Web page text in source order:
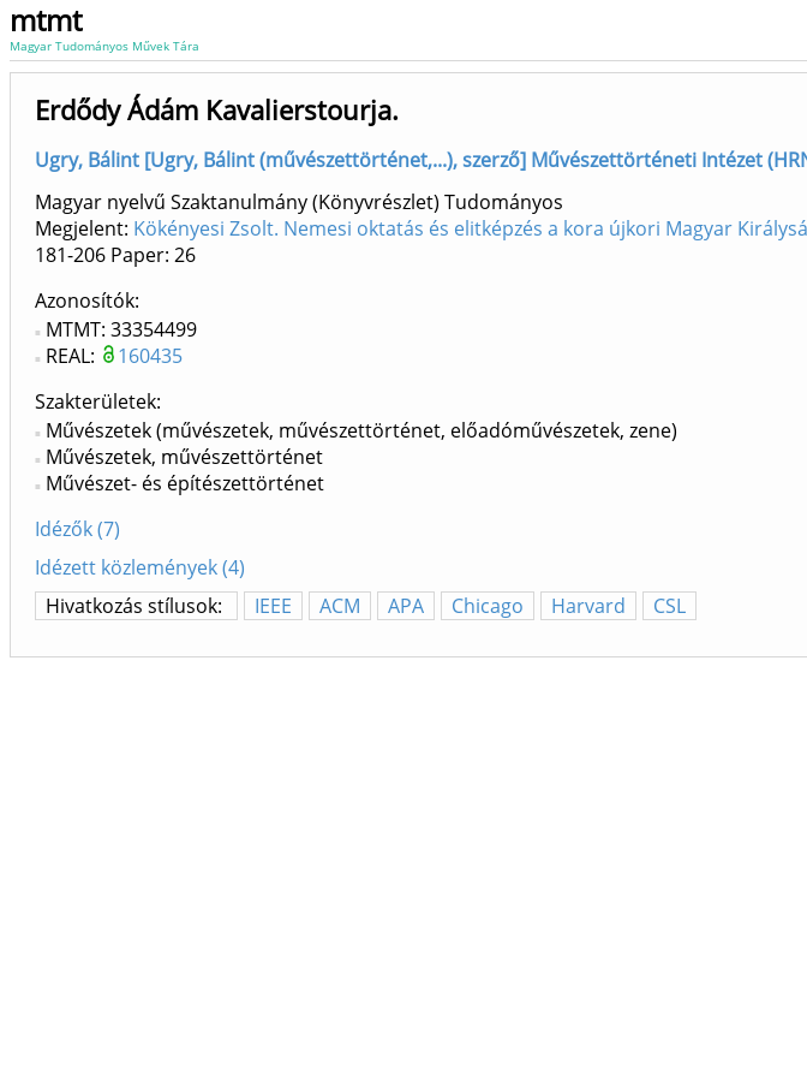
mtmt
Magyar Tudományos Művek Tára
Erdődy Ádám Kavalierstourja.
Ugry, Bálint [Ugry, Bálint (művészettörténet,...), szerző] Művészettörténeti Intézet
Magyar nyelvű Szaktanulmány (Könyvrészlet) Tudományos
Megjelent: Kökényesi Zsolt. Nemesi oktatás és elitképzés a kora újkori Magyar
181-206 Paper: 26
Azonosítók
MTMT: 33354499
REAL:
160435
Szakterületek:
Művészetek (művészetek, művészettörténet, előadóművészetek, zene)
Művészetek, művészettörténet
Művészet- és építészettörténet
Idézők (7)
Idézett közlemények (4)
Hivatkozás stílusok:
IEEE ACM APA Chicago Harvard CSL